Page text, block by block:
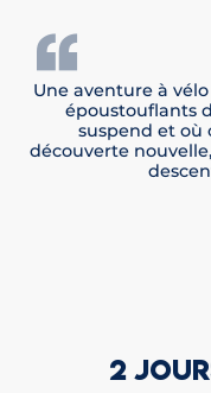
Une aventure à
époustouflants
suspend et où
découverte
2